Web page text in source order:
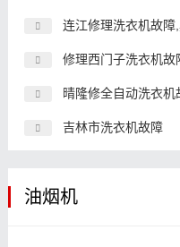
连江修理洗衣机故
修理西门子洗衣机
晴隆修全自动洗衣
吉林市洗衣机故障
油烟机